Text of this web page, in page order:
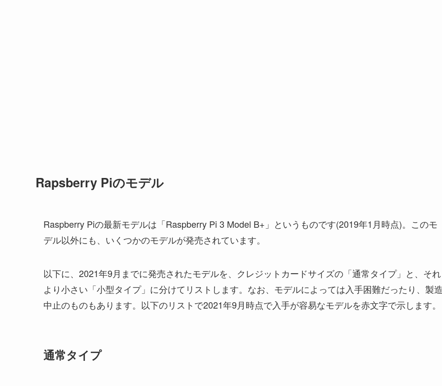
Rapsberry Piのモデル
Raspberry Piの最新モデルは「Raspberry Pi 3 Model B+」というものです(2019年1月時点)。このモ
デル以外にも、いくつかのモデルが発売されています。
以下に、2021年9月までに発売されたモデルを、クレジットカードサイズの「通常タイプ」と、それ
より小さい「小型タイプ」に分けてリストします。なお、モデルによっては入手困難だったり、製
中止のものもあります。以下のリストで2021年9月時点で入手が容易なモデルを赤文字で示します。
通常タイプ